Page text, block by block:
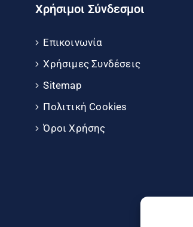
Χρήσιμοι Σύνδεσμοι
Επικοινωνία
Χρήσιμες Συνδέσεις
Sitemap
Πολιτική Cookies
Όροι Χρήσης